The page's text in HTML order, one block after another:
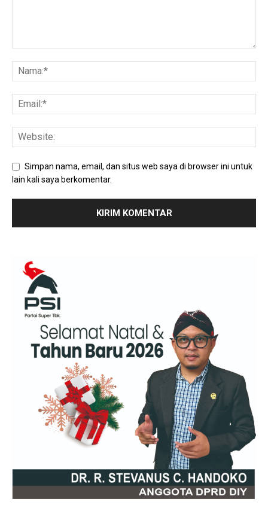
Simpan nama, email, dan situs web saya di browser ini untuk
lain kali saya berkomentar.